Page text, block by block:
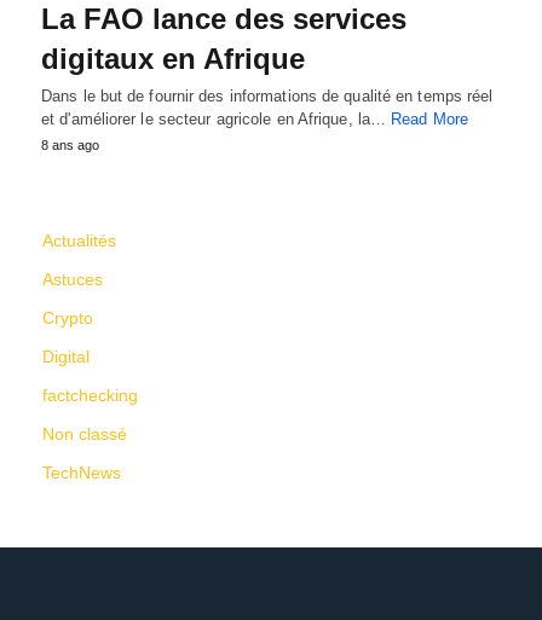
La FAO lance des services
digitaux en Afrique
Dans le but de fournir des informations de qualité en temps réel
et d'améliorer le secteur agricole en Afrique, la… Read More
8 ans ago
Actualités
Astuces
Crypto
Digital
factchecking
Non classé
TechNews